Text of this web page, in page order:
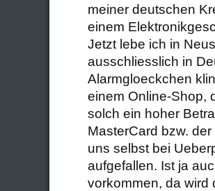
meiner deutschen
einem
Jetzt lebe ich in
ausschliesslich in
Alarmgloeckchen
einem Online-Shop,
solch ein hoher
MasterCard bzw.
uns selbst bei
aufgefallen. Ist ja
vorkommen, da wird